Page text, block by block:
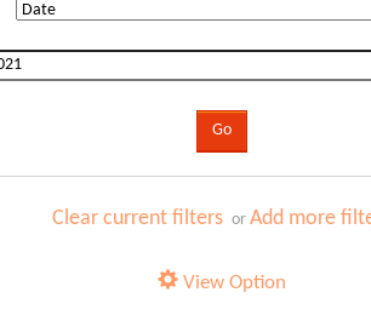
Clear current filters orAdd more
View Option